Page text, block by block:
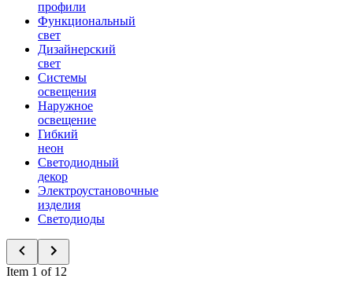
профили
Функциональный
свет
Дизайнерский
свет
Системы
освещения
Наружное
освещение
Гибкий
неон
Светодиодный
декор
Электроустановочные
изделия
Светодиоды
Item 1 of 12